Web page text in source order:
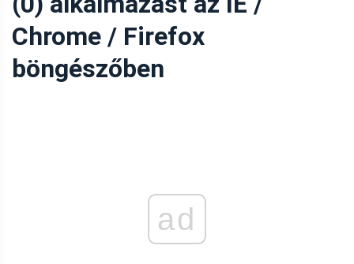
Chrome / Firefox
böngészőben
ad